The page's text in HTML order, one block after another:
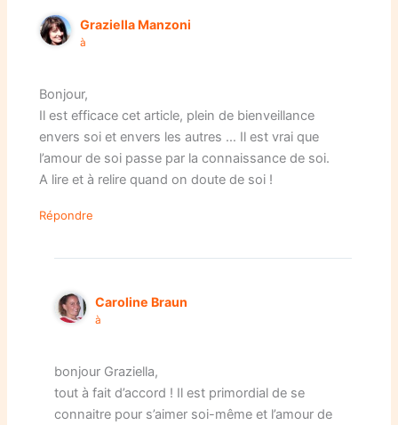
Graziella Manzoni
à
Bonjour,
Il est efficace cet article, plein de bienveillance
envers soi et envers les autres … Il est vrai que
l’amour de soi passe par la connaissance de soi.
A lire et à relire quand on doute de soi !
Répondre
Caroline Braun
à
bonjour Graziella,
tout à fait d’accord ! Il est primordial de se
connaitre pour s’aimer soi-même et l’amour de